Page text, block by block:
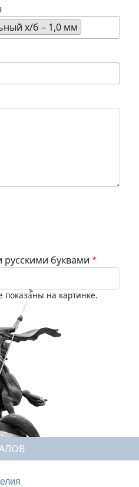
х/б – 1,0 мм
русскими буквами
показаны на картинке.